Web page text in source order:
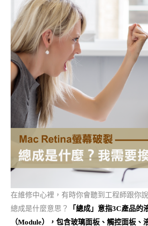
在維修中心裡，有時你會聽到工程師跟你
總成是什麼意思？
「總成」意指3C產品的
（Module），包含玻璃面板、觸控面板、